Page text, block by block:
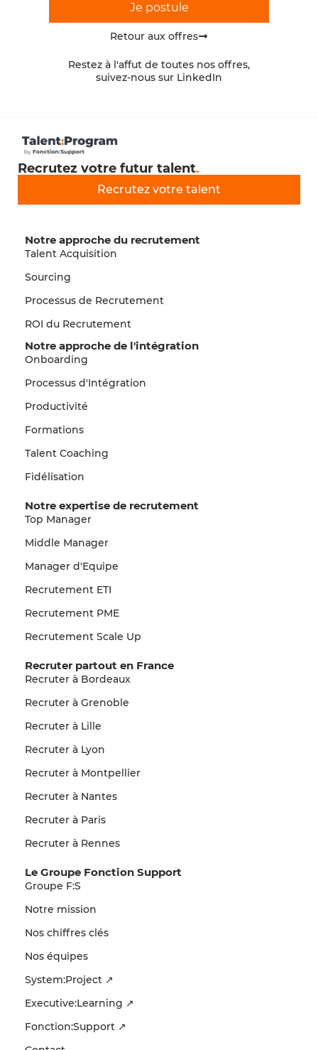
Je postule
Retour aux offres
Restez à l'affut de toutes nos offres,
suivez-nous sur LinkedIn
Recrutez votre futur talent.
Recrutez votre talent
Notre approche du recrutement
Talent Acquisition
Sourcing
Processus de Recrutement
ROI du Recrutement
Notre approche de l'intégration
Onboarding
Processus d'Intégration
Productivité
Formations
Talent Coaching
Fidélisation
Notre expertise de recrutement
Top Manager
Middle Manager
Manager d'Equipe
Recrutement ETI
Recrutement PME
Recrutement Scale Up
Recruter partout en France
Recruter à Bordeaux
Recruter à Grenoble
Recruter à Lille
Recruter à Lyon
Recruter à Montpellier
Recruter à Nantes
Recruter à Paris
Recruter à Rennes
Le Groupe Fonction Support
Groupe F:S
Notre mission
Nos chiffres clés
Nos équipes
System:Project ↗
Executive:Learning ↗
Fonction:Support ↗